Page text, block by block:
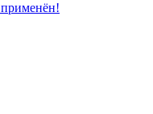
применён!